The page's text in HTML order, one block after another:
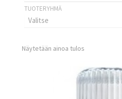
Valitse
Näytetään ainoa tulos